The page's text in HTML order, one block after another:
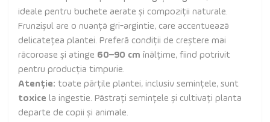
ideale pentru buchete aerate și compoziții naturale.
Frunzișul are o nuanță gri-argintie, care accentuează
delicatețea plantei. Preferă condiții de creștere mai
răcoroase și atinge 60–90 cm înălțime, fiind potrivit
pentru producția timpurie.
Atenție: toate părțile plantei, inclusiv semințele, sunt
toxice la ingestie. Păstrați semințele și cultivați planta
departe de copii și animale.